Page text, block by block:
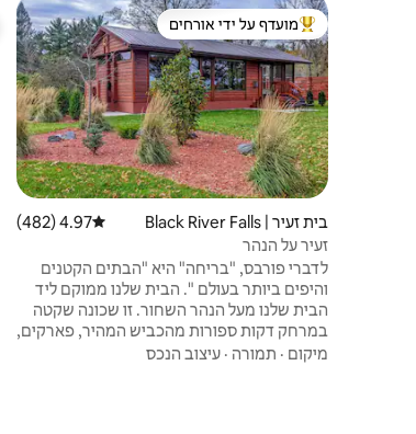
מוביל בקרב נכסים מועדפים על ידי אורחים
מועדף על ידי אורחים
בית זעיר | Black River Falls דירוג ממוצע של 4.97 מתוך 5, 482 ביקורות
4.97 (482)
זעיר על הנהר
לדברי פורבס, "בריחה" היא "הבתים הקטנים
והיפים ביותר בעולם ". הבית שלנו ממוקם ליד
הבית שלנו מעל הנהר השחור. זו שכונה שקטה
במרחק דקות ספורות מהכביש המהיר, פארקים,
שבילים ומרכז העיר התוסס שלנו עם בתי קפה,
מיקום · תמורה · עיצוב הנכס